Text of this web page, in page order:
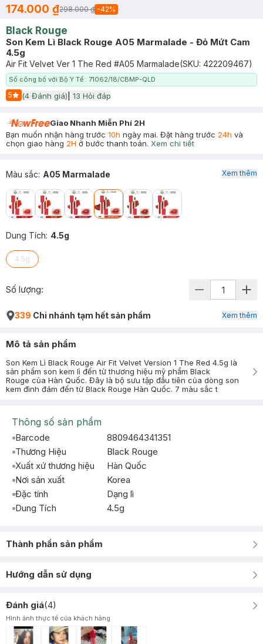
174.000 ₫298.000 ₫ -42%
Black Rouge
Son Kem Lì Black Rouge A05 Marmalade - Đỏ Mứt Cam
4.5g
Air Fit Velvet Ver 1 The Red #A05 Marmalade(SKU: 422209467)
Số công bố với Bộ Y Tế : 71062/18/CBMP-QLD
5
Start Icon
(4 Đánh giá) 13 Hỏi đáp
Giao Nhanh Miễn Phí 2H
Bạn muốn nhận hàng trước 10h ngày mai. Đặt hàng trước 24h và
chọn giao hàng 2H ở bước thanh toán. Xem chi tiết
Màu sắc: A05 Marmalade
Dung Tích: 4.5g
4.5g
Xem thêm
Số lượng:
339 Chi nhánh tạm hết sản phẩm Xem thêm
Mô tả sản phẩm
Son Kem Lì Black Rouge Air Fit Velvet Version 1 The Red 4.5g là
sản phẩm son kem lì đến từ thương hiệu mỹ phẩm Black
Rouge của Hàn Quốc. Đây là bộ sưu tập đầu tiên của dòng son
kem đình đám đến từ Black Rouge Hàn Quốc. 7 màu sắc t
Thông số sản phẩm
Barcode
8809464341351
Thương Hiệu
Black Rouge
Xuất xứ thương hiệu
Hàn Quốc
Nơi sản xuất
Korea
Đặc tính
Dạng lì
Dung Tích
4.5g
Thành phần sản phẩm
Hướng dẫn sử dụng
Đánh giá(4)
Hình ảnh thực tế của khách hàng